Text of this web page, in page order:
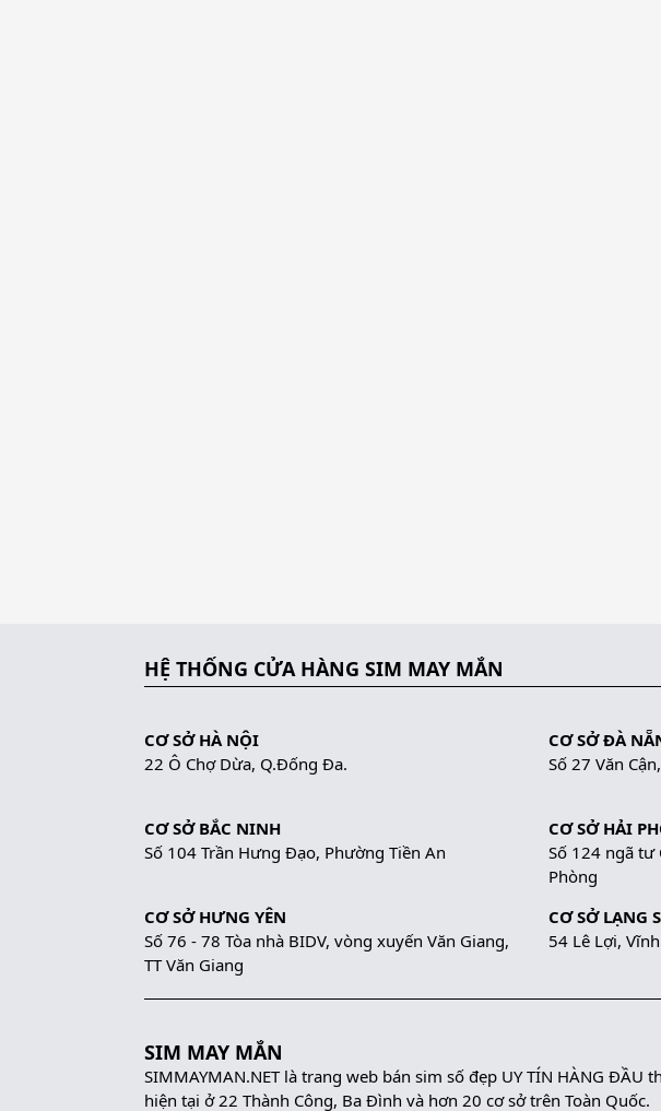
HỆ THỐNG CỬA HÀNG SIM MAY MẮN
CƠ SỞ HÀ NỘI
22 Ô Chợ Dừa, Q.Đống Đa.
CƠ SỞ ĐÀ
Số 27 Văn
CƠ SỞ BẮC NINH
Số 104 Trần Hưng Đạo, Phường Tiền An
CƠ SỞ HẢI
Số 124 ngã tư
Phòng
CƠ SỞ HƯNG YÊN
Số 76 - 78 Tòa nhà BIDV, vòng xuyến Văn Giang,
TT Văn Giang
CƠ SỞ LẠNG
54 Lê Lợi,
SIM MAY MẮN
SIMMAYMAN.NET là trang web bán sim số đẹp UY TÍN HÀNG
hiện tại ở 22 Thành Công, Ba Đình và hơn 20 cơ sở trên Toàn Quốc.